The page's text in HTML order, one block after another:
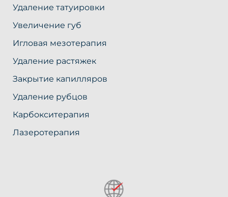
Удаление татуировки
Увеличение губ
Игловая мезотерапия
Удаление растяжек
Закрытие капилляров
Удаление рубцов
Карбокситерапия
Лазеротерапия